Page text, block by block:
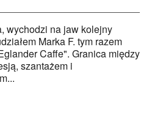
wychodzi na jaw kolejny
Marka F. tym razem
Caffe". Granica między
szantażem i